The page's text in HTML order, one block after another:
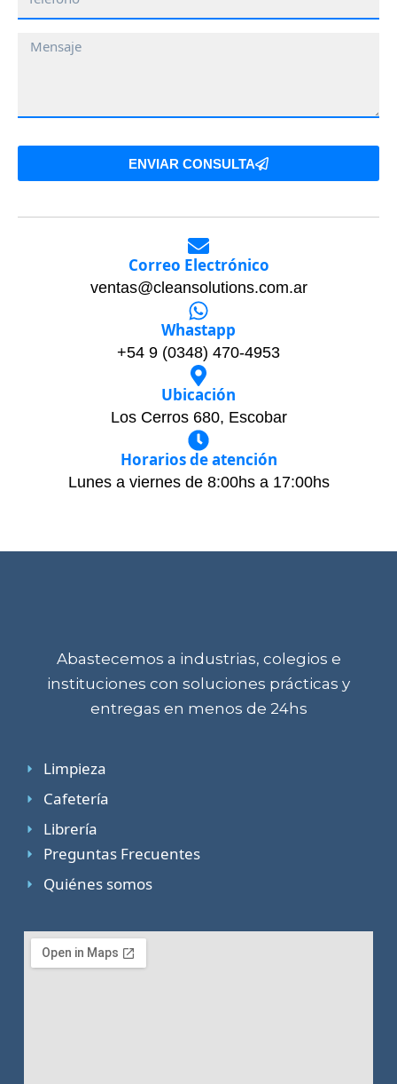
Mensaje
ENVIAR CONSULTA
Correo Electrónico
ventas@cleansolutions.com.ar
Whastapp
+54 9 (0348) 470-4953
Ubicación
Los Cerros 680, Escobar
Horarios de atención
Lunes a viernes de 8:00hs a 17:00hs
Abastecemos a industrias, colegios e
instituciones con soluciones prácticas y
entregas en menos de 24hs
Limpieza
Cafetería
Librería
Preguntas Frecuentes
Quiénes somos